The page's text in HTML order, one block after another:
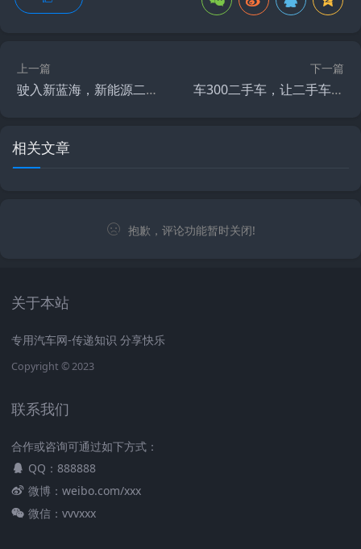
上一篇
驶入新蓝海，新能源二手车，机遇与挑战并存
下一篇
车300二手车，让二手车买卖更透明、更安心
相关文章
抱歉，评论功能暂时关闭!
关于本站
专用汽车网-传递知识 分享快乐
Copyright © 2023
联系我们
合作或咨询可通过如下方式：
QQ：888888
微博：weibo.com/xxx
微信：vvvxxx